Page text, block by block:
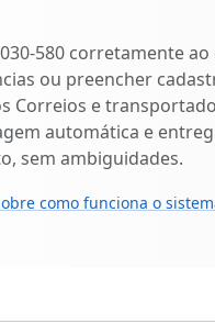
580 corretamente
ou preencher
Correios e
automática e
sem ambiguidades.
como funciona o